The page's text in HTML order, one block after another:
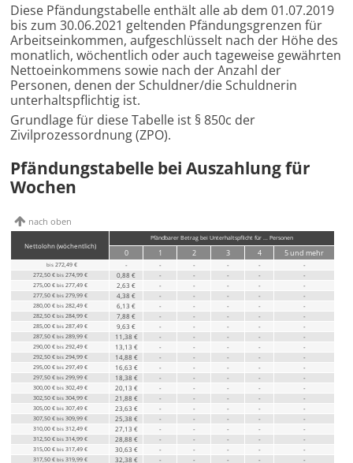
Diese Pfändungstabelle enthält alle ab dem 01.07.2019
bis zum 30.06.2021 geltenden Pfändungsgrenzen für
Arbeitseinkommen, aufgeschlüsselt nach der Höhe des
monatlich, wöchentlich oder auch tageweise gewährten
Nettoeinkommens sowie nach der Anzahl der
Personen, denen der Schuldner/die Schuldnerin
unterhaltspflichtig ist.
Grundlage für diese Tabelle ist § 850c der
Zivilprozessordnung (ZPO).
Pfändungstabelle bei Auszahlung für
Wochen
nach oben
Nettolohn(wöchentlich)
Pfändbarer Betrag bei Unterhaltspflicht für ... Personen
0 1 2 3 4 5und mehr
bis 272,49 € - - - - - -
272,50 € bis 274,99 € 0,88 € - - - - -
275,00 € bis 277,49 € 2,63 € - - - - -
277,50 € bis 279,99 € 4,38 € - - - - -
280,00 € bis 282,49 € 6,13 € - - - - -
282,50 € bis 284,99 € 7,88 € - - - - -
285,00 € bis 287,49 € 9,63 € - - - - -
287,50 € bis 289,99 € 11,38 € - - - - -
290,00 € bis 292,49 € 13,13 € - - - - -
292,50 € bis 294,99 € 14,88 € - - - - -
295,00 € bis 297,49 € 16,63 € - - - - -
297,50 € bis 299,99 € 18,38 € - - - - -
300,00 € bis 302,49 € 20,13 € - - - - -
302,50 € bis 304,99 € 21,88 € - - - - -
305,00 € bis 307,49 € 23,63 € - - - - -
307,50 € bis 309,99 € 25,38 € - - - - -
310,00 € bis 312,49 € 27,13 € - - - - -
312,50 € bis 314,99 € 28,88 € - - - - -
315,00 € bis 317,49 € 30,63 € - - - - -
317,50 € bis 319,99 € 32,38 € - - - - -